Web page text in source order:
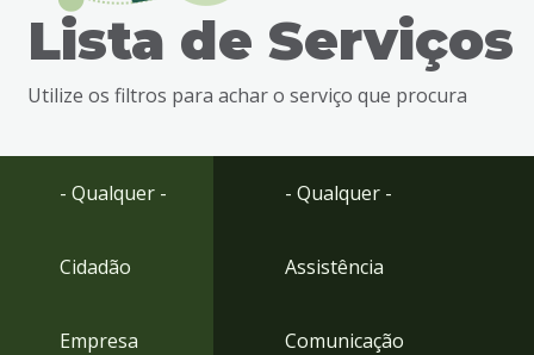
busca
Ir
Lista de Serviços
Utilize os filtros para achar o serviço que procura
- Qualquer -
Cidadão
Empresa
- Qualquer -
Assistência
Comunicação